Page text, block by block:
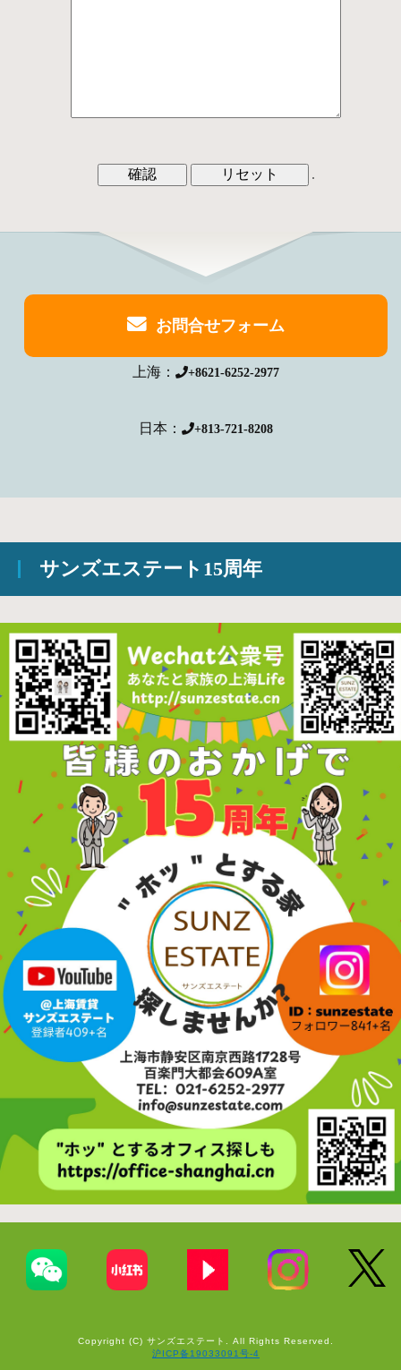
お問合せフォーム
上海： +8621-6252-2977
日本： +813-721-8208
サンズエステート15周年
Copyright (C) サンズエステート. All Rights Reserved.
沪ICP备19033091号-4